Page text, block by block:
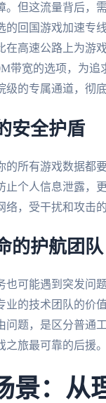
。但这流量背后，
的回国游戏加速专
在高速公路上为游
带宽的选项，为
级的专属通道，彻
安全护盾
的所有游戏数据都
止个人信息泄露，
络，受干扰和攻击
的护航团队
也可能遇到突发问
业的技术团队的价
问题，是区分普通
之旅最可靠的后援。
景：从